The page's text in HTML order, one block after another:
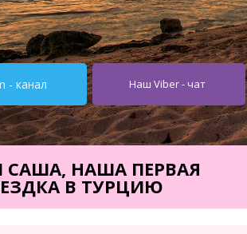
- канал Наш Viber - чат
САША, НАША ПЕРВАЯ
В ТУРЦИЮ